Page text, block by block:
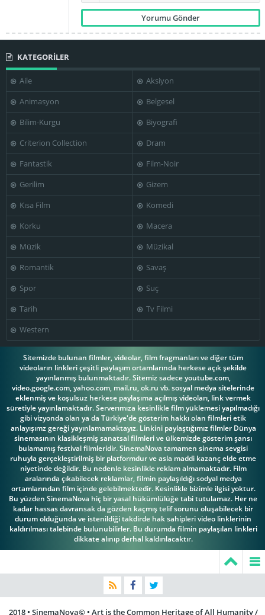
Kevin McNally
Maximilian
Murray Ewan Oleg Tabakov
Strelkov
Stella Gonet
Kuznetsova
Vladimir
Goryushin
Vsevolod
Larionov
Yuriy Vorobyov
Ivan Passer
KATEGORİLER
Aile
Aksiyon
Animasyon
Belgesel
Bilim-Kurgu
Biyografi
Criterion Collection
Dram
Fantastik
Film-Noir
Gerilim
Gizem
Kısa Film
Komedi
Korku
Macera
Müzik
Müzikal
Romantik
Savaş
Spor
Suç
Tarih
Tv Filmi
Western
Sitemizde bulunan filmler, videolar, film fragmanları ve diğer tüm
videoların linkleri çeşitli paylaşım ortamlarında herkese açık şekilde
yayınlanmış bulunmaktadır. Sitemiz sadece youtube.com,
video.google.com, yahoo.com, mail.ru, ok.ru vb. sosyal medya sitelerinde
eklenmiş ve koşulsuz herkese paylaşıma açılmış videoları, link vermek
süretiyle yayınlamaktadır. Serverımıza kesinlikle film yüklemesi yapılmadığı
gibi vizyonda olan ya da Türkiye'de gösterim hakkı olan filmleri etik
anlayışımz gereği yayınlamamaktayız. Linkini paylaştığımız filmler Dünya
sinemasının klasikleşmiş sanatsal filmleri ve ülkemizde gösterim şansı
bulamamış festival filmleridir. SinemaNova tamamen sinema sevgisi
ruhuyla gerçekleştirilmiş bir platformdur ve asla maddi kazanç elde etme
niyetinde değildir. Bu nedenle kesinlikle reklam almamaktadır. Film
aralarında çıkabilecek reklamlar, filmin paylaşıldığı sodyal medya
ortamlarından film içinde gelebilmektedir. Kesinlikle bizimle ilgisi yoktur.
Bu yüzden SinemaNova hiç bir yasal hükümlülüğe tabi tutulamaz. Her ne
kadar hassas davransak da gözden kaçmış telif sorunu oluşabilecek bir
durum olduğunda ve istenildiği takdirde hak sahipleri video linklerinin
kaldırılması talebinde bulunubilirler. Bu durumda filmin paylaşılan linkleri
dikkate alınıp derhal kaldırılacaktır.
2018 • SinemaNova© • Art is the Common Heritage of All Humanity /